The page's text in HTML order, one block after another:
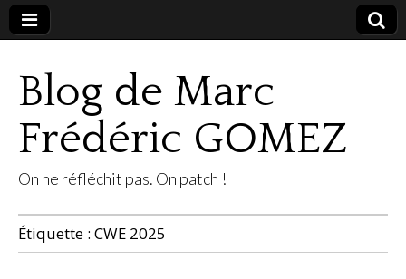
Blog de Marc
Frédéric GOMEZ
On ne réfléchit pas. On patch !
Étiquette : CWE 2025